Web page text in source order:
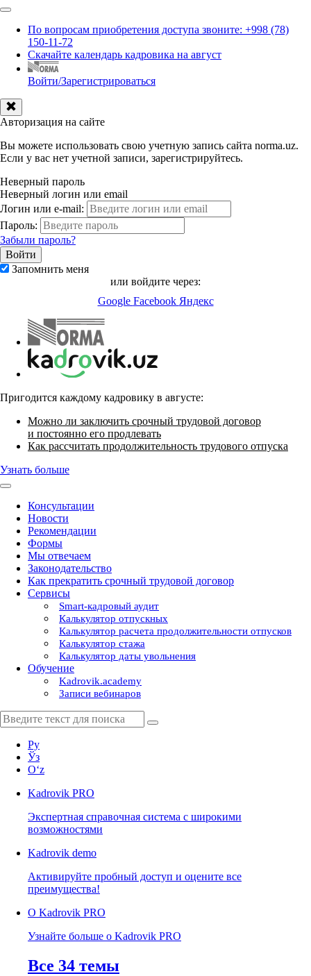
По вопросам приобретения доступа звоните: +998 (78)
150-11-72
Скачайте календарь кадровика на август
Войти/Зарегистрироваться
Авторизация на сайте
Вы можете использовать свою учетную запись сайта norma.uz.
Если у вас нет учетной записи, зарегистрируйтесь.
Неверный пароль
Неверный логин или email
Логин или e-mail:
Пароль:
Забыли пароль?
Запомнить меня
или войдите через:
Google Facebook Яндекс
Пригодится каждому кадровику в августе:
Можно ли заключить срочный трудовой договор
и постоянно его продлевать
Как рассчитать продолжительность трудового отпуска
Узнать больше
Консультации
Новости
Рекомендации
Формы
Мы отвечаем
Законодательство
Как прекратить срочный трудовой договор
Сервисы
Smart-кадровый аудит
Калькулятор отпускных
Калькулятор расчета продолжительности отпусков
Калькулятор стажа
Калькулятор даты увольнения
Обучение
Kadrovik.academy
Записи вебинаров
Ру
Ўз
Oʻz
Kadrovik PRO
Экспертная справочная система с широкими
возможностями
Kadrovik demo
Активируйте пробный доступ и оцените все
преимущества!
О Kadrovik PRO
Узнайте больше о Kadrovik PRO
Все 34 темы